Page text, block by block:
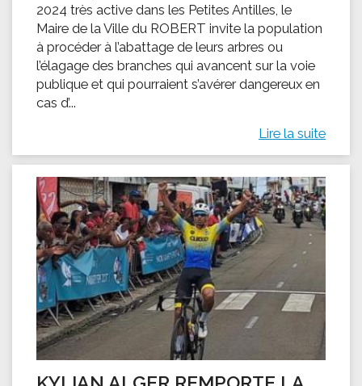
2024 très active dans les Petites Antilles, le
Maire de la Ville du ROBERT invite la population
à procéder à l’abattage de leurs arbres ou
l’élagage des branches qui avancent sur la voie
publique et qui pourraient s’avérer dangereux en
cas d’...
Lire la suite